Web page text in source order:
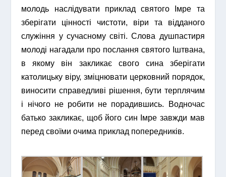
молодь наслідувати приклад святого Імре та
зберігати цінності чистоти, віри та відданого
служіння у сучасному світі. Слова душпастиря
молоді нагадали про послання святого Іштвана,
в якому він закликає свого сина зберігати
католицьку віру, зміцнювати церковний порядок,
виносити справедливі рішення, бути терплячим
і нічого не робити не порадившись. Водночас
батько закликає, щоб його син Імре завжди мав
перед своїми очима приклад попередників.